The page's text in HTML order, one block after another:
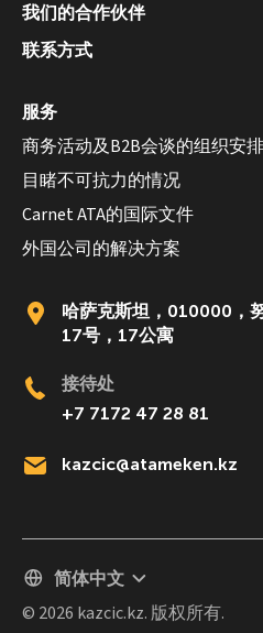
我们的合作伙伴
联系方式
服务
商务活动及B2B会谈的组织安排
目睹不可抗力的情况
Carnet ATA的国际文件
外国公司的解决方案
哈萨克斯坦，010000，
17号，17公寓
接待处
+7 7172 47 28 81
kazcic@atameken.kz
简体中文
© 2026 kazcic.kz. 版权所有.